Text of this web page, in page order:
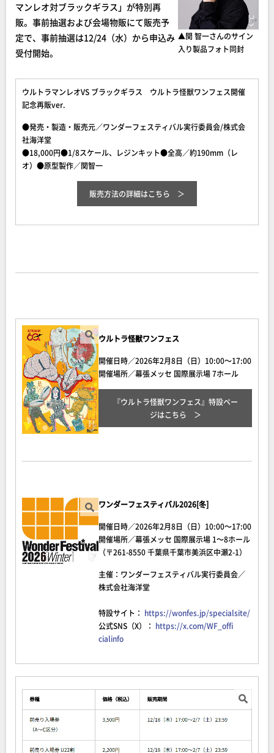
マンレオ対ブラックギラス」が特別再
販。事前抽選および会場物販にて販売予
定で、事前抽選は12/24（水）から申込み
受付開始。
▲関 智一さんのサイン
入り製品フォト同封
ウルトラマンレオVS ブラックギラス ウルトラ怪獣ワンフェス開催
記念再販ver.
●発売・製造・販売元／ワンダーフェスティバル実行委員会/株式会
社海洋堂
●18,000円●1/8スケール、レジンキット●全高／約190mm（レ
オ）●原型製作／関智一
販売方法の詳細はこちら
ウルトラ怪獣ワンフェス
開催日時／2026年2月8日（日）10:00～17:00
開催場所／幕張メッセ 国際展示場 7ホール
『ウルトラ怪獣ワンフェス』特設ペー
ジはこちら
ワンダーフェスティバル2026[冬]
開催日時／2026年2月8日（日）10:00～17:00
開催場所／幕張メッセ 国際展示場 1～8ホール
（〒261-8550 千葉県千葉市美浜区中瀬2-1）
主催：ワンダーフェスティバル実行委員会／
株式会社海洋堂
特設サイト： https://wonfes.jp/specialsite/
公式SNS（X）： https://x.com/WF_offi
cialinfo